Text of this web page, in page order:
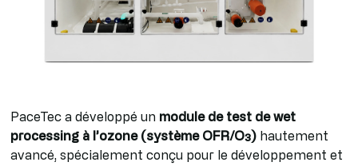
PaceTec a développé un module de test de wet
processing à l’ozone (système OFR/O₃) hautement
avancé, spécialement conçu pour le développement et